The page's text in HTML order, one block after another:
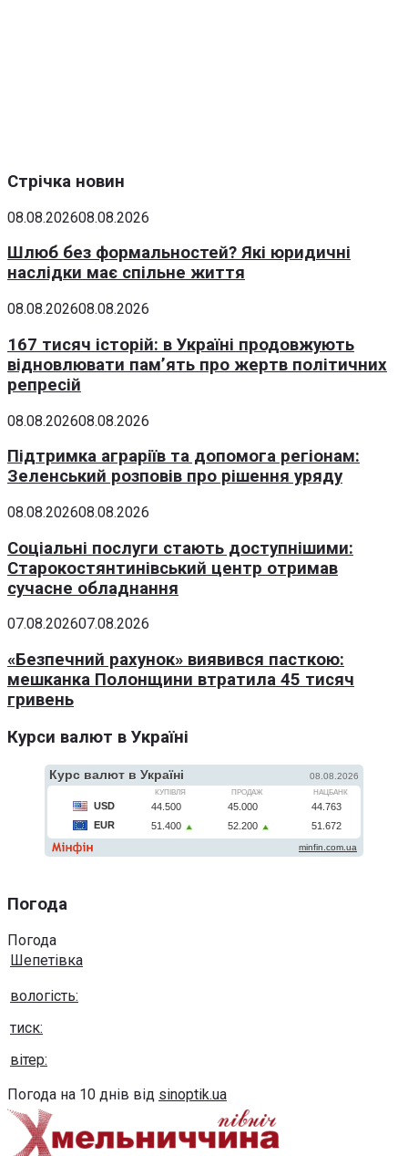
Стрічка новин
08.08.202608.08.2026
Шлюб без формальностей? Які юридичні
наслідки має спільне життя
08.08.202608.08.2026
167 тисяч історій: в Україні продовжують
відновлювати пам’ять про жертв політичних
репресій
08.08.202608.08.2026
Підтримка аграріїв та допомога регіонам:
Зеленський розповів про рішення уряду
08.08.202608.08.2026
Соціальні послуги стають доступнішими:
Старокостянтинівський центр отримав
сучасне обладнання
07.08.202607.08.2026
«Безпечний рахунок» виявився пасткою:
мешканка Полонщини втратила 45 тисяч
гривень
Курси валют в Україні
Погода
Погода
Шепетівка
вологість:
тиск:
вітер:
Погода на 10 днів від sinoptik.ua